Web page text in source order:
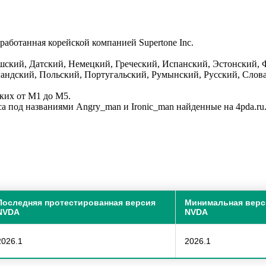
корейской компанией Supertone Inc.
Датский, Немецкий, Греческий, Испанский,
Польский, Португальский, Румынский, Русский,
от M1 до M5.
под названиями Angry_man и Ironic_man найденные на 4pda.ru.
протестированная версия
Минимальная
NVDA
2026.1